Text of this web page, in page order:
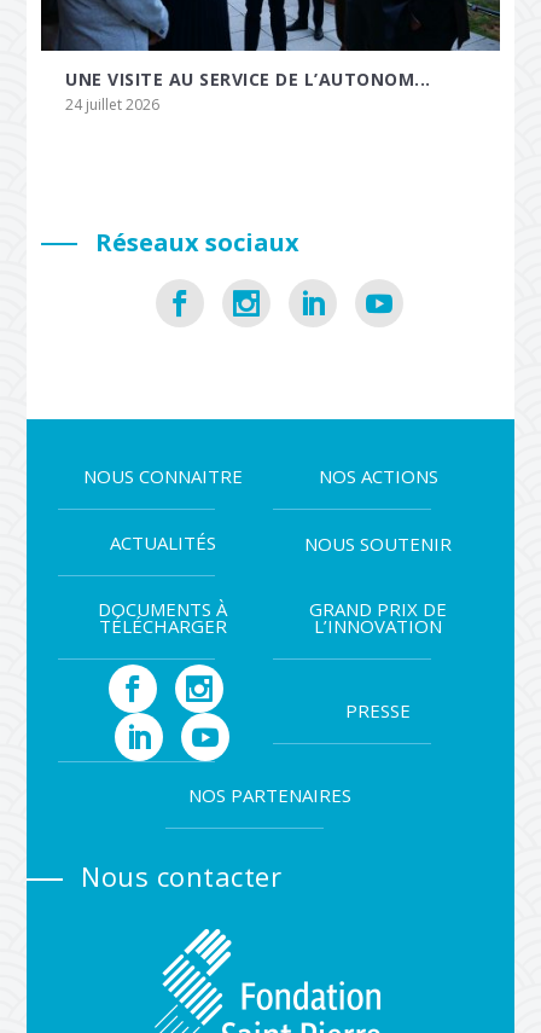
UNE VISITE AU SERVICE DE L’AUTONOM...
24 juillet 2026
Réseaux sociaux
NOUS CONNAITRE NOS ACTIONS
ACTUALITÉS NOUS SOUTENIR
DOCUMENTS À
TÉLÉCHARGER
GRAND PRIX DE
L’INNOVATION
PRESSE
NOS PARTENAIRES
Nous contacter